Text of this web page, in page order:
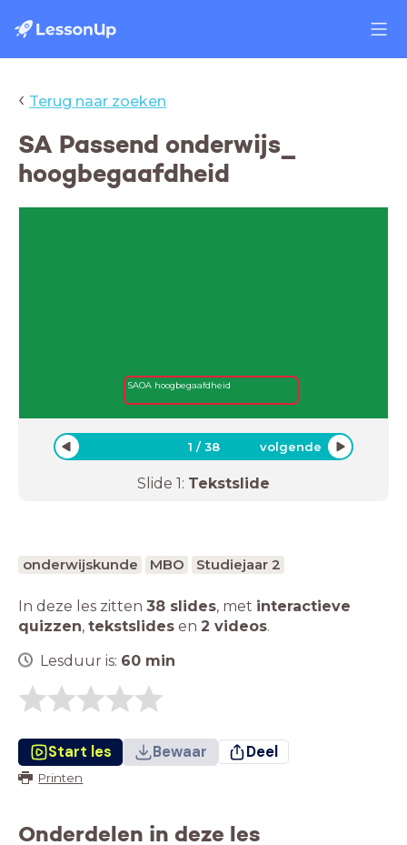
‹ Terug naar zoeken
SA Passend onderwijs_
hoogbegaafdheid
SAOA hoogbegaafdheid
1 /38 volgende
Slide 1: Tekstslide
onderwijskunde MBO Studiejaar 2
In deze les zitten 38 slides, met interactieve
quizzen, tekstslides en 2 videos.
Lesduur is: 60 min
Start les Bewaar Deel
Printen
Onderdelen in deze les